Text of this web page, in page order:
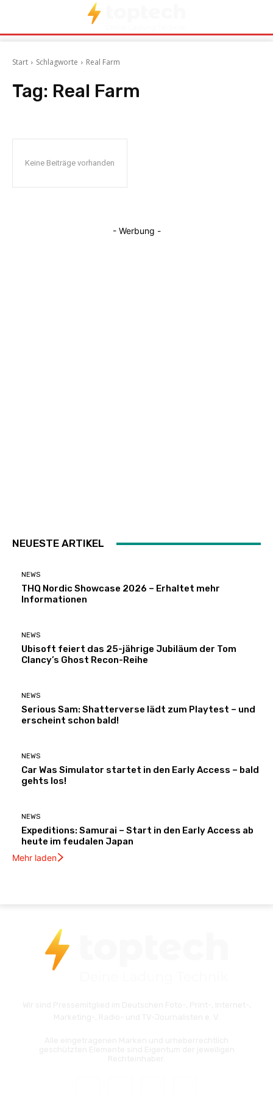
Start Schlagworte Real Farm
Tag: Real Farm
Keine Beiträge vorhanden
- Werbung -
NEUESTE ARTIKEL
NEWS
THQ Nordic Showcase 2026 – Erhaltet mehr
Informationen
NEWS
Ubisoft feiert das 25-jährige Jubiläum der Tom
Clancy’s Ghost Recon-Reihe
NEWS
Serious Sam: Shatterverse lädt zum Playtest – und
erscheint schon bald!
NEWS
Car Was Simulator startet in den Early Access – bald
gehts los!
NEWS
Expeditions: Samurai – Start in den Early Access ab
heute im feudalen Japan
Mehr laden